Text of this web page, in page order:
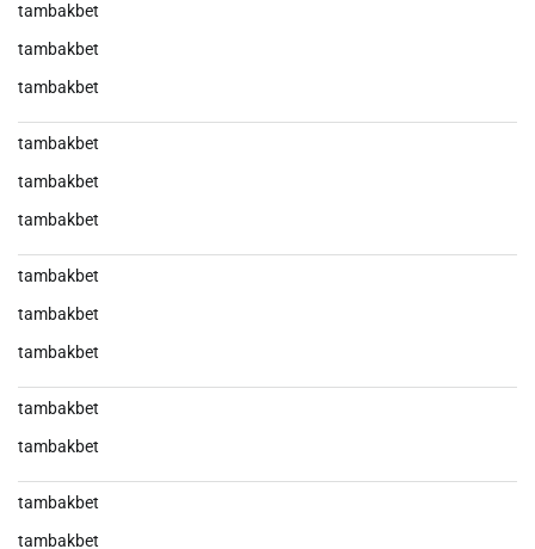
tambakbet
tambakbet
tambakbet
tambakbet
tambakbet
tambakbet
tambakbet
tambakbet
tambakbet
tambakbet
tambakbet
tambakbet
tambakbet